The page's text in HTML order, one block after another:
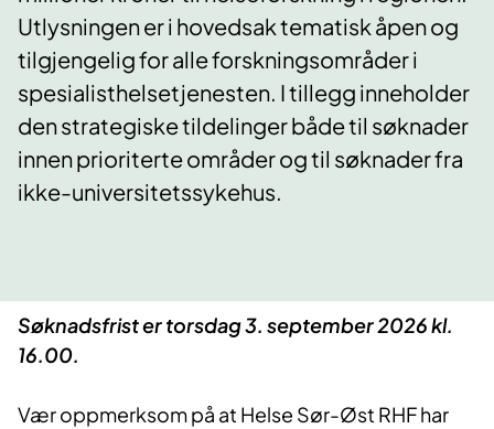
Utlysningen er i hovedsak tematisk åpen og
tilgjengelig for alle forskningsområder i
spesialisthelsetjenesten. I tillegg inneholder
den strategiske tildelinger både til søknader
innen prioriterte områder og til søknader fra
ikke-universitetssykehus.
Søknadsfrist er torsdag 3. september 2026 kl.
16.00.
Vær oppmerksom på at Helse Sør-Øst RHF har